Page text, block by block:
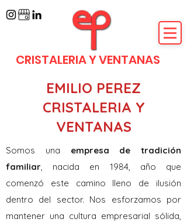
CRISTALERIA Y VENTANAS
EMILIO PEREZ
CRISTALERIA Y
VENTANAS
Somos una empresa de tradición
familiar, nacida en 1984, año que
comenzó este camino lleno de ilusión
dentro del sector. Nos esforzamos por
mantener una cultura empresarial sólida,